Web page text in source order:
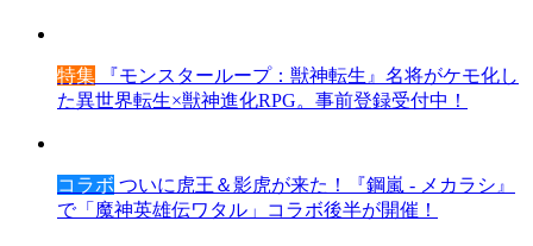
特集 『モンスターループ：獣神転生』名将がケモ化し
た異世界転生×獣神進化RPG。事前登録受付中！
コラボ ついに虎王＆影虎が来た！『鋼嵐 - メカラシ』
で「魔神英雄伝ワタル」コラボ後半が開催！